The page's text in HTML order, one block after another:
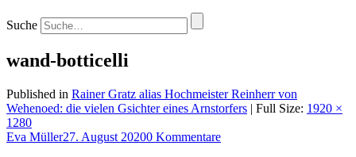
Suche
wand-botticelli
Published in Rainer Gratz alias Hochmeister Reinherr von
Wehenoed: die vielen Gsichter eines Arnstorfers | Full Size: 1920 ×
1280
Eva Müller27. August 20200 Kommentare